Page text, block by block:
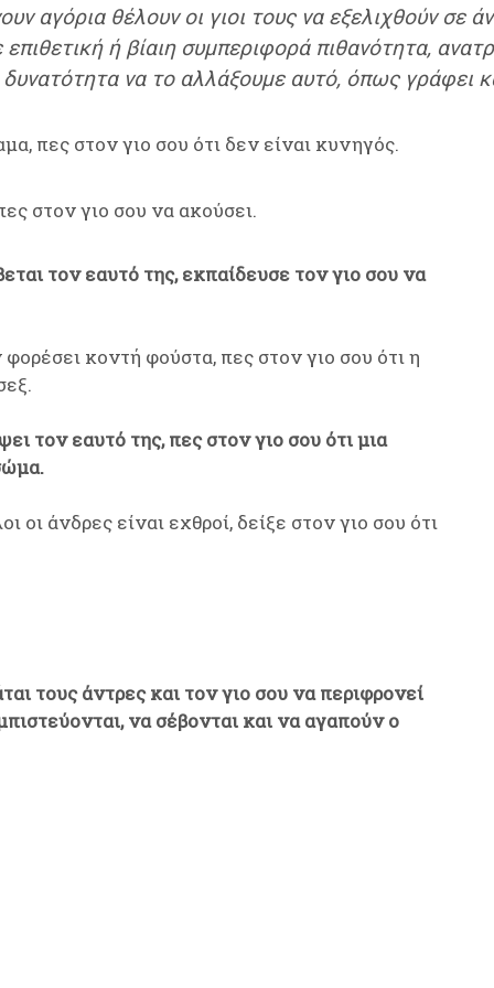
αγόρια θέλουν οι γιοι τους να εξελιχθούν σε
ή βίαιη συμπεριφορά πιθανότητα,
να το αλλάξουμε αυτό, όπως γράφει
πες στον γιο σου ότι δεν είναι κυνηγός.
στον γιο σου να ακούσει.
τον εαυτό της, εκπαίδευσε τον γιο σου να
κοντή φούστα, πες στον γιο σου ότι η
τον εαυτό της, πες στον γιο σου ότι μια
οι άνδρες είναι εχθροί, δείξε στον γιο σου ότι
τους άντρες και τον γιο σου να περιφρονεί
να σέβονται και να αγαπούν ο